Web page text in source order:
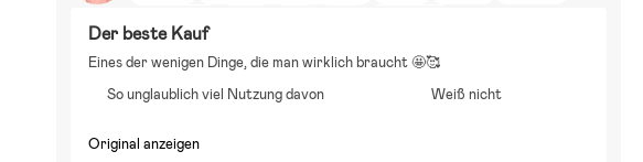
Der beste Kauf
Eines der wenigen Dinge, die man wirklich braucht 🤩🥰
So unglaublich viel Nutzung davon
Weiß nicht
Original anzeigen